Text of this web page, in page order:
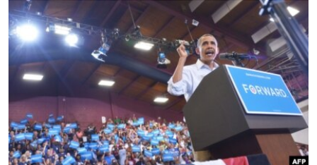
поиску
СЕВЕР.РЕАЛИИ
СИБИРЬ.РЕАЛИИ
РАСПИСАНИЕ ВЕЩАНИЯ
ПОДПИШИТЕСЬ НА РАССЫЛКУ
СОЦИАЛЬНЫЕ СЕТИ